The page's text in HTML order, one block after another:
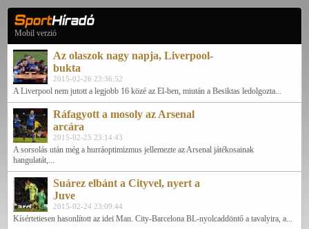
Mobil verzió
Az olaszok nagy napja, Liverpool-
bukta
2015-02-26 23:36:52
A Liverpool nem jutott a legjobb 16 közé az El-ben, miután a Besiktas ledolgozta...
Ráfagyott a mosoly az Arsenal
arcára
2015-02-25 23:14:43
A sorsolás után még a hurráoptimizmus jellemezte az Arsenal játékosainak
hangulatát,...
Suárez elbánt a Cityvel, nyert a
Juve
2015-02-24 23:09:44
Kísértetiesen hasonlított az idei Man. City-Barcelona BL-nyolcaddöntő a tavalyira, a...